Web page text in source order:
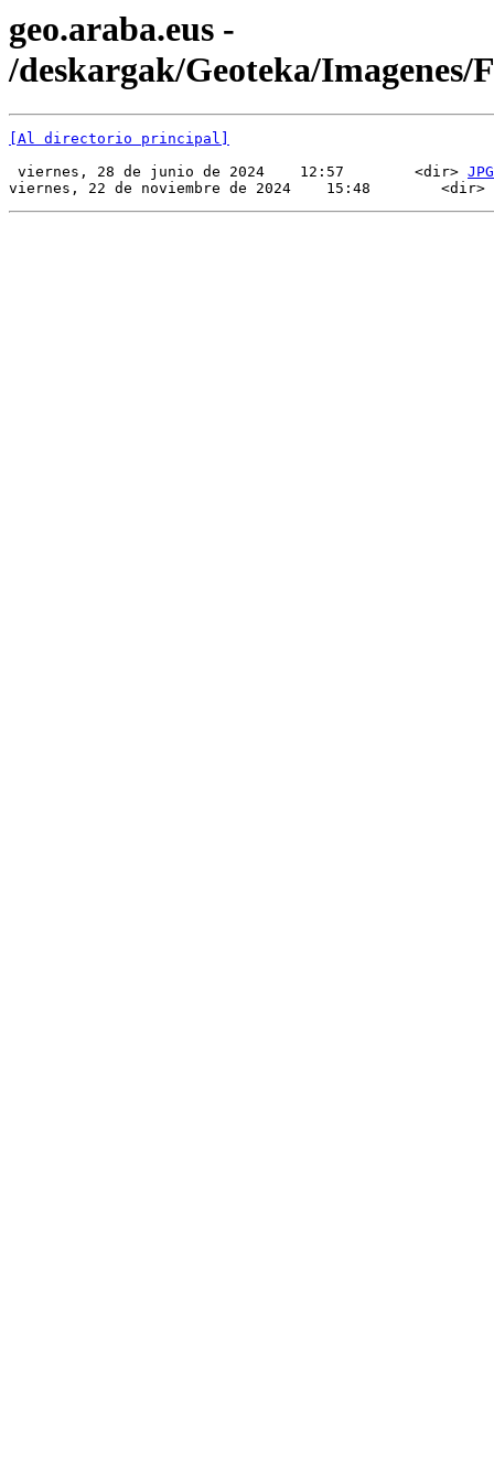
geo.araba.eus -
/deskargak/Geoteka/Imagenes/
[Al directorio principal]
viernes, 28 de junio de 2024    12:57        <dir> JPG
viernes, 22 de noviembre de 2024    15:48        <dir>